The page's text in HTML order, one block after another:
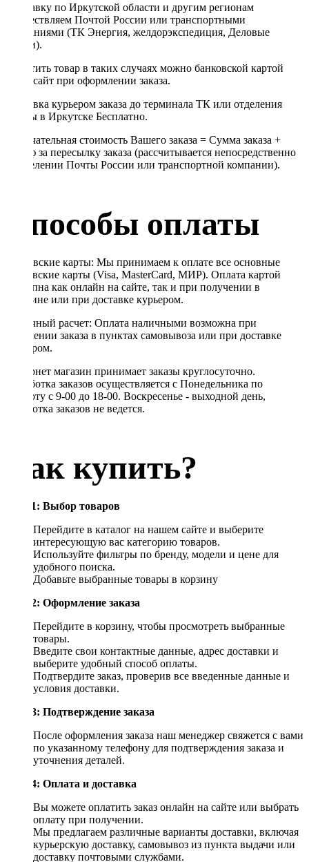
Отправку по Иркутской области и другим регионам
осуществляем Почтой России или транспортными
компаниями (ТК Энергия, желдорэкспедиция, Деловые
линии).
Оплатить товар в таких случаях можно банковской картой
через сайт при оформлении заказа.
Доставка курьером заказа до терминала ТК или отделения
Почты в Иркутске Бесплатно.
Окончательная стоимость Вашего заказа = Сумма заказа +
Тариф за пересылку заказа (рассчитывается непосредственно
в отделении Почты России или транспортной компании).
Способы оплаты
Банковские карты: Мы принимаем к оплате все основные
банковские карты (Visa, MasterCard, МИР). Оплата картой
доступна как онлайн на сайте, так и при получении в
магазине или при доставке курьером.
Наличный расчет: Оплата наличными возможна при
получении заказа в пунктах самовывоза или при доставке
курьером.
Интернет магазин принимает заказы круглосуточно.
Обработка заказов осуществляется с Понедельника по
Субботу с 9-00 до 18-00. Воскресенье - выходной день,
обработка заказов не ведется.
Как купить?
Шаг 1: Выбор товаров
Перейдите в каталог на нашем сайте и выберите
интересующую вас категорию товаров.
Используйте фильтры по бренду, модели и цене для
удобного поиска.
Добавьте выбранные товары в корзину
Шаг 2: Оформление заказа
Перейдите в корзину, чтобы просмотреть выбранные
товары.
Введите свои контактные данные, адрес доставки и
выберите удобный способ оплаты.
Подтвердите заказ, проверив все введенные данные и
условия доставки.
Шаг 3: Подтверждение заказа
После оформления заказа наш менеджер свяжется с вами
по указанному телефону для подтверждения заказа и
уточнения деталей.
Шаг 4: Оплата и доставка
Вы можете оплатить заказ онлайн на сайте или выбрать
оплату при получении.
Мы предлагаем различные варианты доставки, включая
курьерскую доставку, самовывоз из пункта выдачи или
доставку почтовыми службами.